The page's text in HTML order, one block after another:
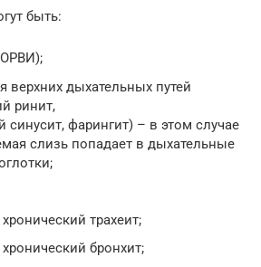
быть:
верхних дыхательных путей
ринит,
синусит, фарингит) – в этом случае
слизь попадает в дыхательные
трахеит;
бронхит;